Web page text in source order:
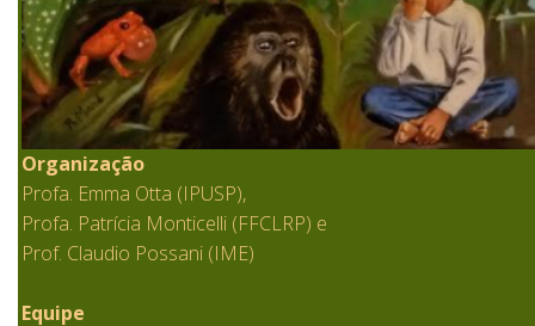
Organização
Profa. Emma Otta (IPUSP),
Profa. Patrícia Monticelli (FFCLRP) e
Prof. Claudio Possani (IME)
Equipe